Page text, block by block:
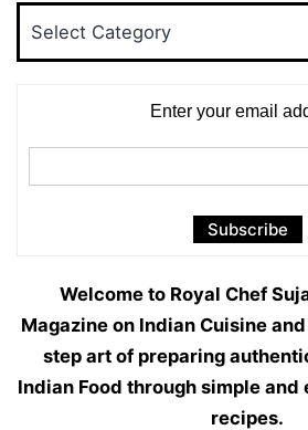
Enter your email
Welcome to Royal Chef
Magazine on Indian Cuisine
step art of preparing
Indian Food through simple and
recipes.